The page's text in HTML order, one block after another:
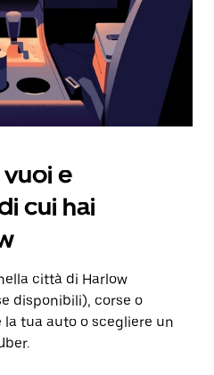
e
cui hai
città di Harlow
disponibili), corse o
tua auto o scegliere un